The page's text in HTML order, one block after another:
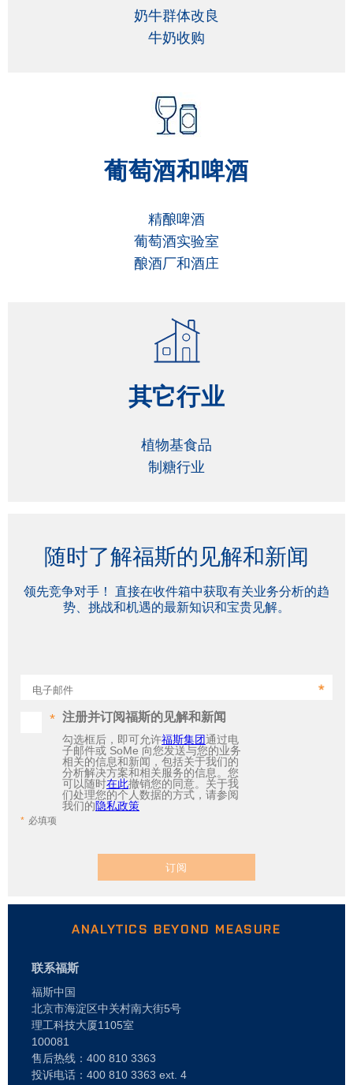
奶牛群体改良
牛奶收购
葡萄酒和啤酒
精酿啤酒
葡萄酒实验室
酿酒厂和酒庄
其它行业
植物基食品
制糖行业
随时了解福斯的见解和新闻
领先竞争对手！ 直接在收件箱中获取有关业务分析的趋
势、挑战和机遇的最新知识和宝贵见解。
电子邮件
注册并订阅福斯的见解和新闻
勾选框后，即可允许福斯集团通过电
子邮件或 SoMe 向您发送与您的业务
相关的信息和新闻，包括关于我们的
分析解决方案和相关服务的信息。您
可以随时在此撤销您的同意。关于我
们处理您的个人数据的方式，请参阅
我们的隐私政策
必填项
订阅
ANALYTICS BEYOND MEASURE
联系福斯
福斯中国
北京市海淀区中关村南大街5号
理工科技大厦1105室
100081
售后热线：400 810 3363
投诉电话：400 810 3363 ext. 4